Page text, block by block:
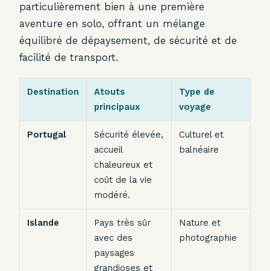
particulièrement bien à une première
aventure en solo, offrant un mélange
équilibré de dépaysement, de sécurité et de
facilité de transport.
Destination
Atouts
principaux
Type de
voyage
Portugal
Sécurité élevée,
accueil
chaleureux et
coût de la vie
modéré.
Culturel et
balnéaire
Islande
Pays très sûr
avec des
paysages
grandioses et
Nature et
photographie